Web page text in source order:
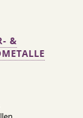
&